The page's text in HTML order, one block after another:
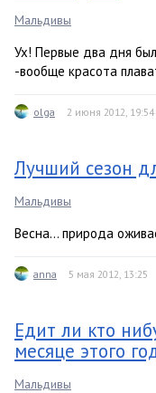
Мальдивы
Ух! Первые два дня
-вообще красота
olga 2 июня 2012, 19:54
Лучший сезон
Мальдивы
Весна... природа
anna 5 мая 2012, 13:25
Едит ли кто
месяце этого
Мальдивы